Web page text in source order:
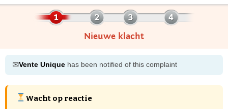
Nieuwe klacht
✉Vente Unique has been notified of this complaint
Wacht op reactie